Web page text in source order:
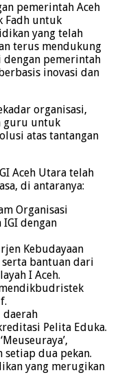
pemerintah Aceh
Fadh untuk
yang telah
terus mendukung
dengan pemerintah
inovasi dan
organisasi,
guru untuk
atas tantangan
Aceh Utara telah
di antaranya:
Organisasi
IGI dengan
Kebudayaan
bantuan dari
I Aceh.
Pelita Eduka.
dua pekan.
yang merugikan